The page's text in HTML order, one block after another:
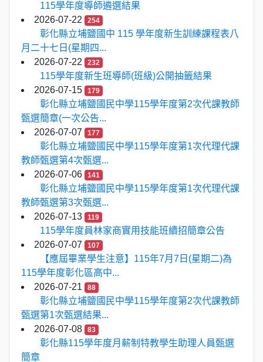
115學年度導師遴選結果
2026-07-22
254
彰化縣立埔鹽國中 115 學年度新生訓練課程表八
月二十七日(星期四...
2026-07-22
232
115學年度新生班導師(班級)公開抽籤結果
2026-07-15
179
彰化縣立埔鹽國民中學115學年度第2次代課教師
甄選簡章(一次公告...
2026-07-07
177
彰化縣立埔鹽國民中學115學年度第1次代理代課
教師甄選第4次甄選...
2026-07-06
141
彰化縣立埔鹽國民中學115學年度第1次代理代課
教師甄選第3次甄選...
2026-07-13
119
115學年度員林家商實用技能班續招簡章公告
2026-07-07
107
【應屆畢業學生注意】115年7月7日(星期二)為
115學年度彰化區高中...
2026-07-21
88
彰化縣立埔鹽國民中學115學年度第2次代課教師
甄選第1次甄選結果...
2026-07-08
83
彰化縣115學年度月薪制特教學生助理人員甄選
簡章